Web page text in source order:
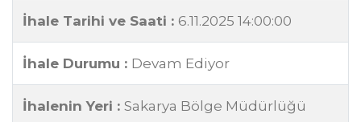
İhale Tarihi ve Saati : 6.11.2025 14:00:00
İhale Durumu : Devam Ediyor
İhalenin Yeri : Sakarya Bölge Müdürlüğü